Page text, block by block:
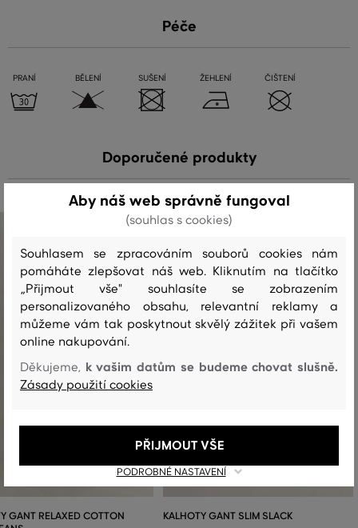
Péče
PRANÍ BĚLENÍ SUŠENÍ ŽEHLENÍ ČIŠTENÍ
Doporučené produkty
GANT RELAXED COTTON
KALHOTY GANT SLIM SLACK
Aby náš web správně fungoval
(souhlas s cookies)
Souhlasem se zpracováním souborů cookies nám
pomáháte zlepšovat náš web. Kliknutím na tlačítko
„Přijmout vše" souhlasíte se zobrazením
personalizovaného obsahu, relevantní reklamy a
můžeme vám tak poskytnout skvělý zážitek při vašem
online nakupování.
Děkujeme, k vašim datům se budeme chovat slušně.
Zásady použití cookies
PODROBNÉ NASTAVENÍ
PŘIJMOUT VŠE